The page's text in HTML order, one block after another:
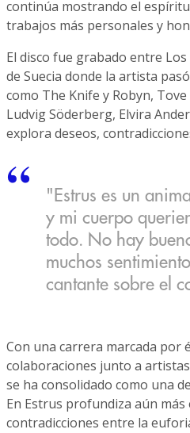
continúa mostrando el
trabajos más personales y
El disco fue grabado entre
de Suecia donde la artista
como The Knife y Robyn,
Ludvig Söderberg, Elvira
explora deseos,
"Estrus es un
y mi cuerpo
todo. No hay
muchos
cantante sobre el
Con una carrera marcada por
colaboraciones junto a artistas
se ha consolidado como una
En Estrus profundiza aún
contradicciones entre la